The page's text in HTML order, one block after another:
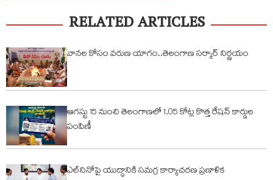
RELATED ARTICLES
వానల కోసం వరుణ యాగం..తెలంగాణ సర్కార్ నిర్ణయం
ఆగస్టు 15 నుంచి తెలంగాణలో 1.05 కోట్ల కొత్త రేషన్ కార్డుల
పంపిణీ
ఎల్‌నినోపై యుద్ధానికి సమగ్ర కార్యాచరణ ప్రణాళిక